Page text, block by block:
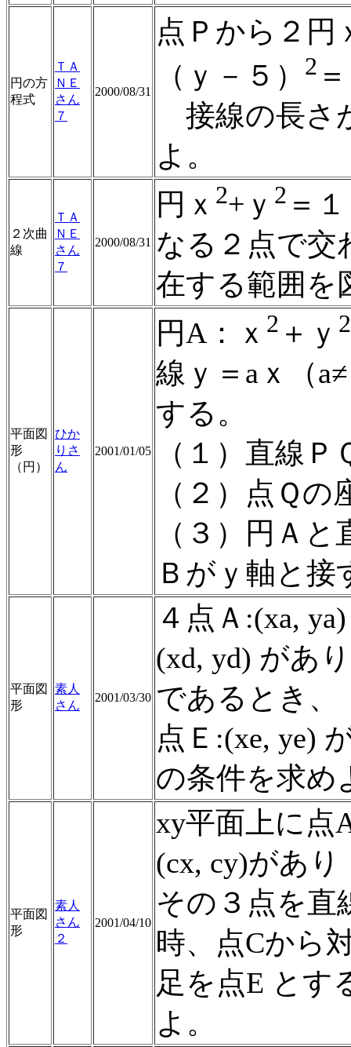
円の方
程式
ＴＡ
ＮＥ
さん
７
2000/08/31
点Ｐから２円
（ｙ－５）
2
接線の長さ
よ。
２次曲
線
ＴＡ
ＮＥ
さん
７
2000/08/31
円ｘ 2+ｙ 2 ＝
なる２点で交
在する範囲を
平面図
形
（円）
ひか
りさ
ん
2001/01/05
円A：ｘ 2 ＋ｙ 2
線ｙ＝aｘ（
する。
（１）直線
（２）点Ｑ
（３）円Ａ
Ｂがｙ軸と
平面図
形
素人
さん
2001/03/30
４点Ａ:(xa,
(xd, yd) があ
であるとき、
点Ｅ:(xe, ye)
の条件を求め
平面図
形
素人
さん
２
2001/04/10
xy平面上に点
(cx, cy)があり
その３点を直
時、点Cから
足を点E とす
よ。